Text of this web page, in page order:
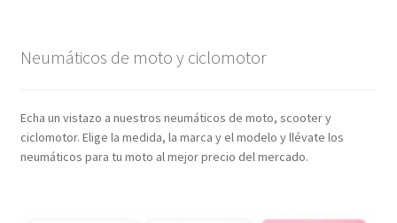
Neumáticos de moto y ciclomotor
Echa un vistazo a nuestros neumáticos de moto, scooter y
ciclomotor. Elige la medida, la marca y el modelo y llévate los
neumáticos para tu moto al mejor precio del mercado.